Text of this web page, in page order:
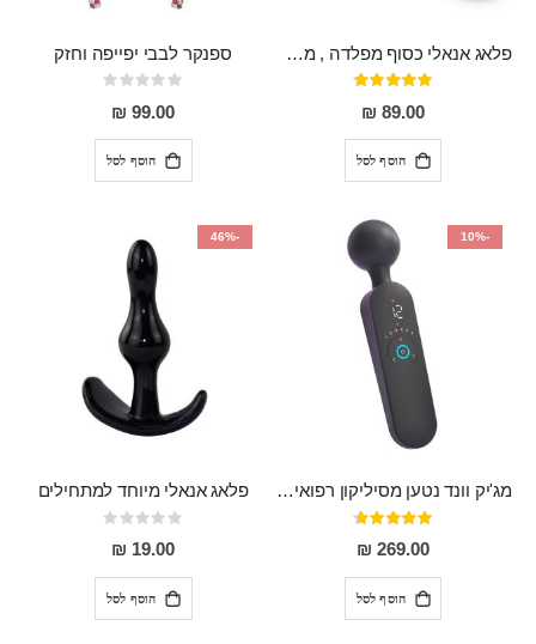
פלאג אנאלי כסוף מפלדה , מתאים ללבישה מתחת לבגדים, בגודל 7.3 על 2.8 ס"מ
דירוג:
97%
89.00 ₪
הוסף לסל
ספנקר לבבי יפייפה וחזק
Rating:
0%
99.00 ₪
הוסף לסל
-10%
מג'יק וונד נטען מסיליקון רפואי חזק בעל 12 מצבי רטט ו6 מהירויות שונות ROMI
דירוג:
93%
269.00 ₪
הוסף לסל
-46%
פלאג אנאלי מיוחד למתחילים
Rating:
0%
19.00 ₪
הוסף לסל